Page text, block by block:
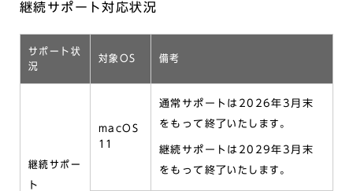
継続サポート対応状況
サポート状
況
対象OS 備考
継続サポー
ト
macOS
11
通常サポートは2026年3月 末
をもって 終了いたします。
継続サポートは 2029年3月末
をもって終了いたします。